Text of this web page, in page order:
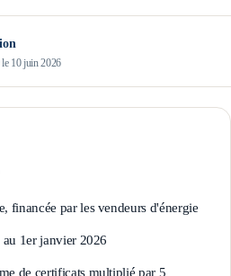
10 juin 2026
financée par les vendeurs d'énergie
1er janvier 2026
de certificats multiplié par 5